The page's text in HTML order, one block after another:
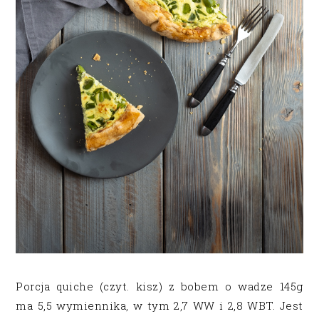
Porcja quiche (czyt. kisz) z bobem o wadze 145g
ma 5,5 wymiennika, w tym 2,7 WW i 2,8 WBT. Jest